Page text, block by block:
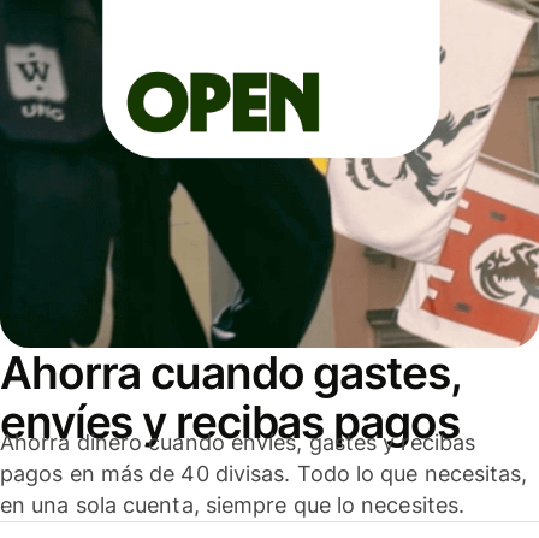
Ahorra cuando gastes,
envíes y recibas pagos
Ahorra dinero cuando envíes, gastes y recibas
pagos en más de 40 divisas. Todo lo que necesitas,
en una sola cuenta, siempre que lo necesites.